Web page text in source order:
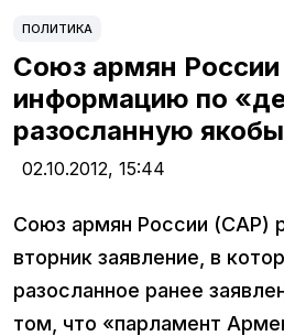
ПОЛИТИКА
Союз армян России
информацию по
разосланную
02.10.2012, 15:44
Союз армян России (САР)
вторник заявление, в
разосланное ранее
том, что «парламент